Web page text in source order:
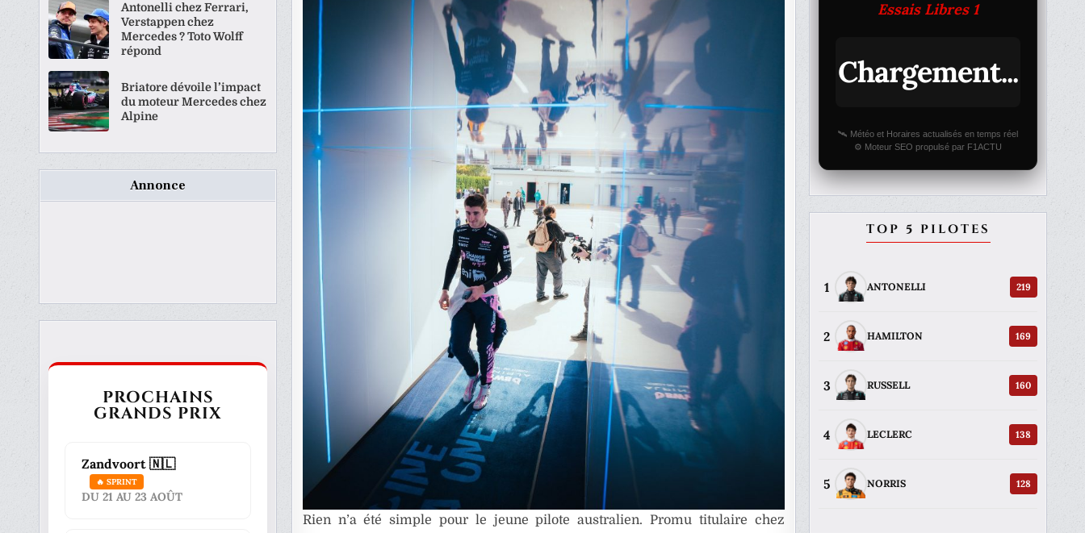
Rien n’a été simple pour le jeune pilote australien. Promu titulaire chez
Antonelli chez Ferrari,
Verstappen chez
Mercedes ? Toto Wolff
répond
Briatore dévoile l’impact
du moteur Mercedes chez
Alpine
Annonce
PROCHAINS
GRANDS PRIX
Zandvoort 🇳🇱
🔥 SPRINT
DU 21 AU 23 AOÛT
Essais Libres 1
Chargement...
🛰️ Météo et Horaires actualisés en temps réel
⚙️ Moteur SEO propulsé par F1ACTU
TOP 5 PILOTES
1 ANTONELLI 219
2 HAMILTON 169
3 RUSSELL 160
4 LECLERC 138
5 NORRIS 128